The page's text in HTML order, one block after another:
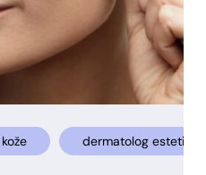
dermatolog estetika